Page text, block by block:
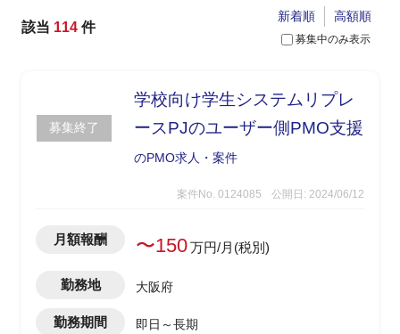
該当 114 件
募集中のみ表示
新着順 高額順
募集終了
学校向け学生システムリプレ
ースPJのユーザー側PMO支援
のPMO求人・案件
案件No. 0124085 公開日: 2024/06/12
月額報酬 〜150万円/月(税別)
勤務地 大阪府
勤務期間 即日～長期